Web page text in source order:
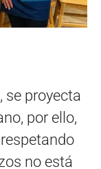
se proyecta
por ello,
no está